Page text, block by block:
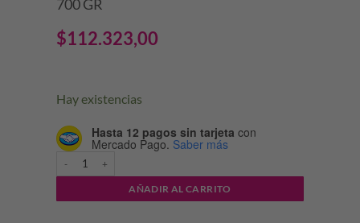
700 GR
$112.323,00
Hay existencias
Hasta 12 pagos sin tarjeta con
Mercado Pago. Saber más
FORTISIP MAX SIN SABOR - LATA X 700 GR cantidad
AÑADIR AL CARRITO